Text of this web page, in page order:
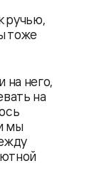
ручью,
тоже
на него,
на
мы